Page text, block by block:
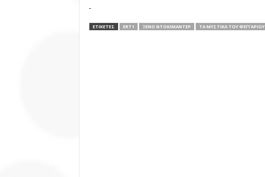
ΕΤΙΚΕΤΕΣ ERT1 ΞΕΝΟ ΝΤΟΚΙΜΑΝΤΕΡ ΤΑ ΜΥΣΤΙΚΆ ΤΟΥ ΦΕΓΓΑΡΙΟΎ